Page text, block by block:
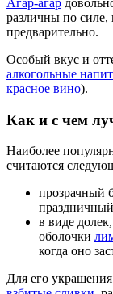
различны по силе,
предварительно.
Особый вкус и
алкогольные
красное вино).
Как и с чем
Наиболее
считаются
прозрачный
в виде
оболочки
когда оно
Для его